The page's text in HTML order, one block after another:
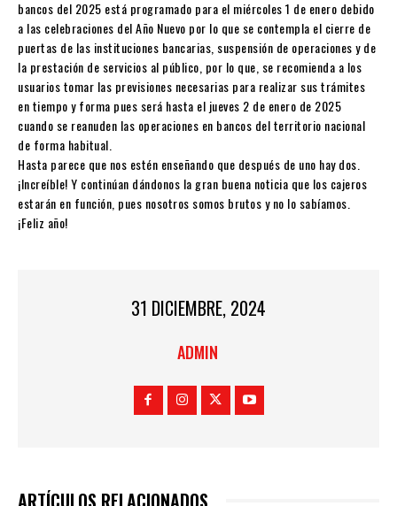
bancos del 2025 está programado para el miércoles 1 de enero debido
a las celebraciones del Año Nuevo por lo que se contempla el cierre de
puertas de las instituciones bancarias, suspensión de operaciones y de
la prestación de servicios al público, por lo que, se recomienda a los
usuarios tomar las previsiones necesarias para realizar sus trámites
en tiempo y forma pues será hasta el jueves 2 de enero de 2025
cuando se reanuden las operaciones en bancos del territorio nacional
de forma habitual.
Hasta parece que nos estén enseñando que después de uno hay dos.
¡Increíble! Y continúan dándonos la gran buena noticia que los cajeros
estarán en función, pues nosotros somos brutos y no lo sabíamos.
¡Feliz año!
31 DICIEMBRE, 2024
ADMIN